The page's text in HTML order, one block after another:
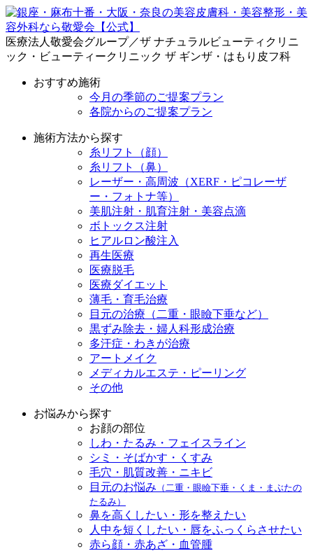
医療法人敬愛会グループ／ザ ナチュラルビューティクリニ
ック・ビューティークリニック ザ ギンザ・はもり皮フ科
おすすめ施術
今月の季節のご提案プラン
各院からのご提案プラン
施術方法から探す
糸リフト（顔）
糸リフト（鼻）
レーザー・高周波（XERF・ピコレーザ
ー・フォトナ等）
美肌注射・肌育注射・美容点滴
ボトックス注射
ヒアルロン酸注入
再生医療
医療脱毛
医療ダイエット
薄毛・育毛治療
目元の治療（二重・眼瞼下垂など）
黒ずみ除去・婦人科形成治療
多汗症・わきが治療
アートメイク
メディカルエステ・ピーリング
その他
お悩みから探す
お顔の部位
しわ・たるみ・フェイスライン
シミ・そばかす・くすみ
毛穴・肌質改善・ニキビ
目元のお悩み （二重・眼瞼下垂・くま・まぶたの
たるみ）
鼻を高くしたい・形を整えたい
人中を短くしたい・唇をふっくらさせたい
赤ら顔・赤あざ・血管腫